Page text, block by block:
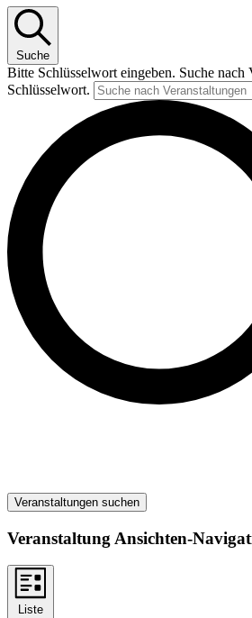
Suche
Bitte Schlüsselwort eingeben. Suche nach
Schlüsselwort.
Veranstaltungen suchen
Veranstaltung Ansichten-
Liste